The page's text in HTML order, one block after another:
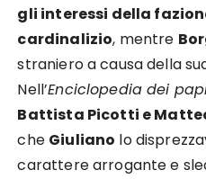
gli interessi della
cardinalizio, mentre
straniero a causa della
Nell’Enciclopedia dei
Battista Picotti e
che Giuliano lo
carattere arrogante e